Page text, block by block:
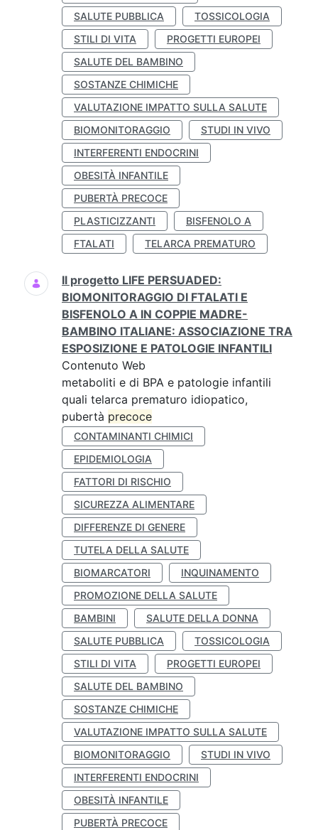
SALUTE PUBBLICA
TOSSICOLOGIA
STILI DI VITA
PROGETTI EUROPEI
SALUTE DEL BAMBINO
SOSTANZE CHIMICHE
VALUTAZIONE IMPATTO SULLA SALUTE
BIOMONITORAGGIO
STUDI IN VIVO
INTERFERENTI ENDOCRINI
OBESITÀ INFANTILE
PUBERTÀ PRECOCE
PLASTICIZZANTI
BISFENOLO A
FTALATI
TELARCA PREMATURO
Il progetto LIFE PERSUADED:
BIOMONITORAGGIO DI FTALATI E
BISFENOLO A IN COPPIE MADRE-
BAMBINO ITALIANE: ASSOCIAZIONE TRA
ESPOSIZIONE E PATOLOGIE INFANTILI
Contenuto Web
metaboliti e di BPA e patologie infantili
quali telarca prematuro idiopatico,
pubertà precoce
CONTAMINANTI CHIMICI
EPIDEMIOLOGIA
FATTORI DI RISCHIO
SICUREZZA ALIMENTARE
DIFFERENZE DI GENERE
TUTELA DELLA SALUTE
BIOMARCATORI
INQUINAMENTO
PROMOZIONE DELLA SALUTE
BAMBINI
SALUTE DELLA DONNA
SALUTE PUBBLICA
TOSSICOLOGIA
STILI DI VITA
PROGETTI EUROPEI
SALUTE DEL BAMBINO
SOSTANZE CHIMICHE
VALUTAZIONE IMPATTO SULLA SALUTE
BIOMONITORAGGIO
STUDI IN VIVO
INTERFERENTI ENDOCRINI
OBESITÀ INFANTILE
PUBERTÀ PRECOCE